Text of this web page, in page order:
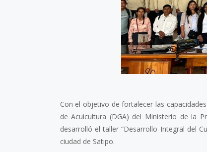
Con el objetivo de fortalecer las
de Acuicultura (DGA) del Ministerio de la
desarrolló el taller “Desarrollo Integral del
ciudad de Satipo.